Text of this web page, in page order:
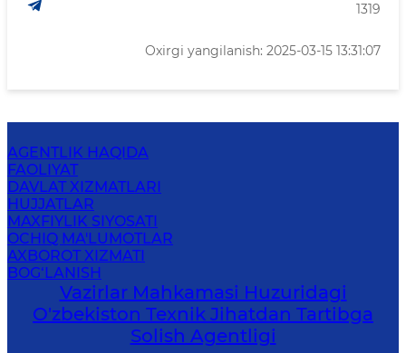
1319
Oxirgi yangilanish: 2025-03-15 13:31:07
AGENTLIK HAQIDA
FAOLIYAT
DAVLAT XIZMATLARI
HUJJATLAR
MAXFIYLIK SIYOSATI
OCHIQ MA'LUMOTLAR
AXBOROT XIZMATI
BOG‘LANISH
Vazirlar Mahkamasi Huzuridagi
O'zbekiston Texnik Jihatdan Tartibga
Solish Agentligi